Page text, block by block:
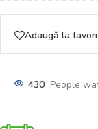
Adaugă la
430 People